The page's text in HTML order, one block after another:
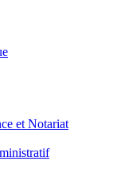
et Notariat